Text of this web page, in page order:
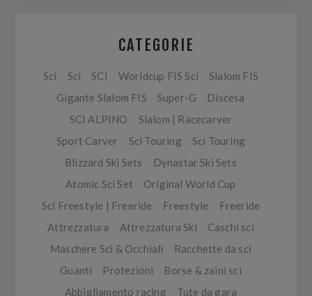
CATEGORIE
Sci Sci SCI Worldcup FIS Sci
Slalom FIS
Gigante Slalom FIS
Super-G
Discesa
SCI ALPINO
Slalom | Racecarver
Sport Carver
Sci Touring
Sci Touring
Blizzard Ski Sets
Dynastar Ski Sets
Atomic Sci Set
Original World Cup
Sci Freestyle | Freeride
Freestyle
Freeride
Attrezzatura
Attrezzatura Ski
Caschi sci
Maschere Sci & Occhiali
Racchette da sci
Guanti
Protezioni
Borse & zaini sci
Abbigliamento racing
Tute da gara